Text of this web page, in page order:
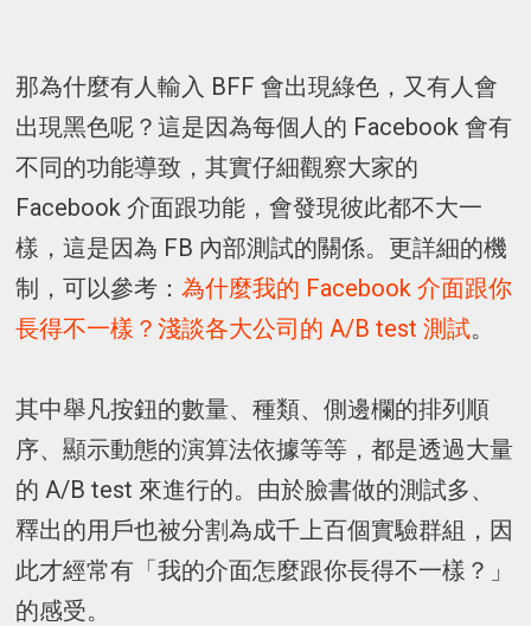
那為什麼有人輸入 BFF 會出現綠色，又有人會
出現黑色呢？這是因為每個人的 Facebook 會有
不同的功能導致，其實仔細觀察大家的
Facebook 介面跟功能，會發現彼此都不大一
樣，這是因為 FB 內部測試的關係。更詳細的機
制，可以參考：為什麼我的 Facebook 介面跟你
長得不一樣？淺談各大公司的 A/B test 測試。
其中舉凡按鈕的數量、種類、側邊欄的排列順
序、顯示動態的演算法依據等等，都是透過大量
的 A/B test 來進行的。由於臉書做的測試多、
釋出的用戶也被分割為成千上百個實驗群組，因
此才經常有「我的介面怎麼跟你長得不一樣？」
的感受。